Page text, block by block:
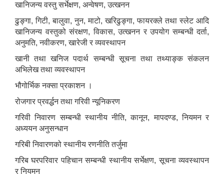
खानिजन्य वस्तु सर्भेक्षण, अन्वेषण, उत्खनन
ढुङ्गा, गिटी, बालुवा, नुन, माटो, खरिढुङ्गा, फायरक्ले तथा स्लेट आदि
खानिजन्य वस्तुको संरक्षण, विकास, उत्खनन र उपयोग सम्बन्धी दर्ता,
अनुमति, नवीकरण, खारेजी र व्यवस्थापन
खानी तथा खनिज पदार्थ सम्बन्धी सूचना तथा तथ्याङ्क संकलन
अभिलेख तथा व्यवस्थापन
भौगोर्भिक नक्सा प्रकाशन ।
रोजगार प्रवर्द्धन तथा गरिवी न्यूनिकरण
गरिवी निवारण सम्बन्धी स्थानीय नीति, कानून, मापदण्ड, नियमन र
अध्ययन अनुसन्धान
गरिबी निवारणको स्थानीय रणनीति तर्जुमा
गरिब घरपरिवार पहिचान सम्बन्धी स्थानीय सर्भेक्षण, सूचना व्यवस्थापन
र नियमन